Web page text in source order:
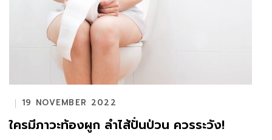
19 NOVEMBER 2022
ใครมีภาวะท้องผูก ลำไส้ปั่นป่วน ควรระวัง!